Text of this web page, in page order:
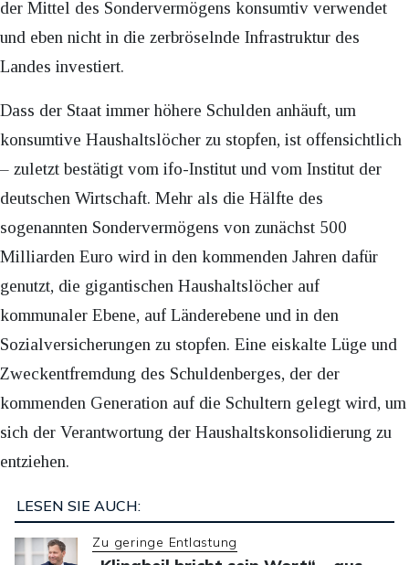
der Mittel des Sondervermögens konsumtiv verwendet
und eben nicht in die zerbröselnde Infrastruktur des
Landes investiert.
Dass der Staat immer höhere Schulden anhäuft, um
konsumtive Haushaltslöcher zu stopfen, ist offensichtlich
– zuletzt bestätigt vom ifo-Institut und vom Institut der
deutschen Wirtschaft. Mehr als die Hälfte des
sogenannten Sondervermögens von zunächst 500
Milliarden Euro wird in den kommenden Jahren dafür
genutzt, die gigantischen Haushaltslöcher auf
kommunaler Ebene, auf Länderebene und in den
Sozialversicherungen zu stopfen. Eine eiskalte Lüge und
Zweckentfremdung des Schuldenberges, der der
kommenden Generation auf die Schultern gelegt wird, um
sich der Verantwortung der Haushaltskonsolidierung zu
entziehen.
LESEN SIE AUCH:
Zu geringe Entlastung